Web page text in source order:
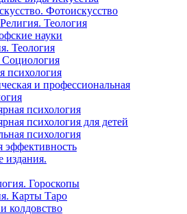
Фотоискусство
Теология
науки
Теология
психология
и профессиональная
психология
психология для детей
психология
эффективность
издания.
Гороскопы
Карты Таро
колдовство